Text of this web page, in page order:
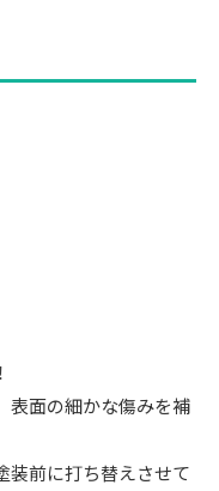
表面の細かな傷みを補
装前に打ち替えさせて